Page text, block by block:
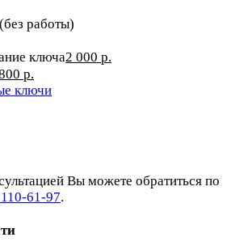
работы)
ключа2 000 р.
р.
ключи
Вы можете обратиться по
61-97.